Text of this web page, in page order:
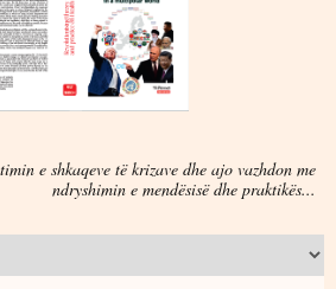
e shkaqeve të krizave dhe ajo vazhdon me
ndryshimin e mendësisë dhe praktikës...